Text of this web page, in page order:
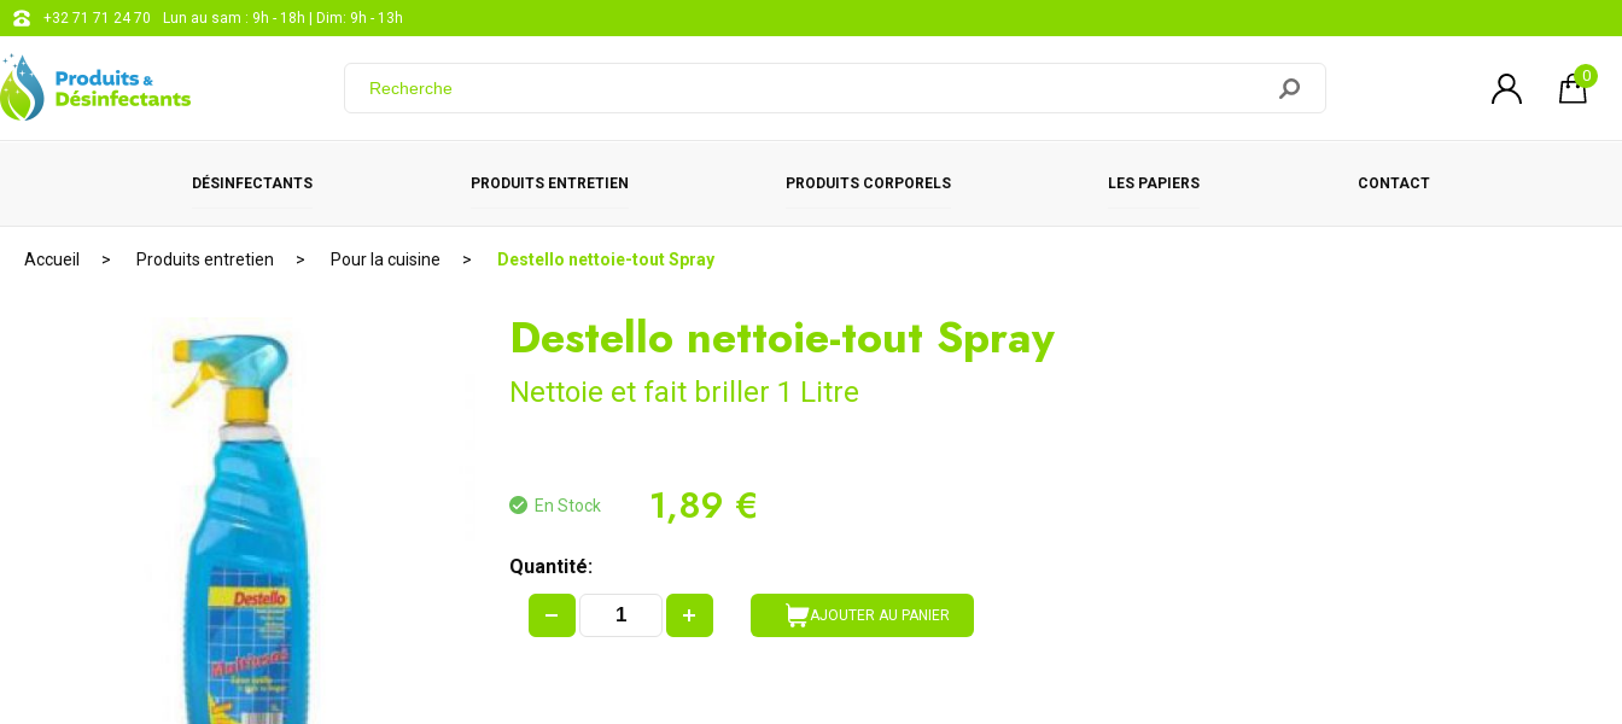
+32 71 71 24 70 Lun au sam : 9h - 18h | Dim: 9h - 13h
0
DÉSINFECTANTS PRODUITS ENTRETIEN PRODUITS CORPORELS LES PAPIERS CONTACT
Accueil Produits entretien Pour la cuisine Destello nettoie-tout Spray
Destello nettoie-tout Spray
Nettoie et fait briller 1 Litre
En Stock 1,89 €
Quantité:
AJOUTER AU PANIER